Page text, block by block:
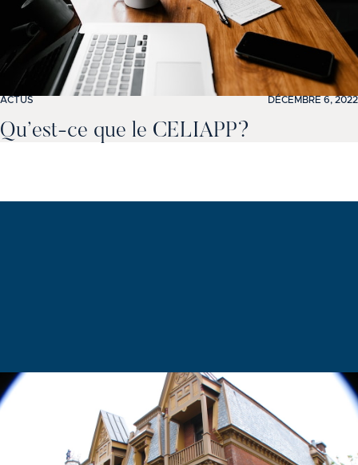
ACTUS DÉCEMBRE 6, 2022
Qu’est-ce que le CELIAPP?